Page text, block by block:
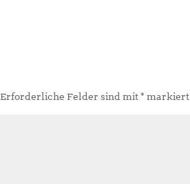
Erforderliche Felder sind mit* markiert